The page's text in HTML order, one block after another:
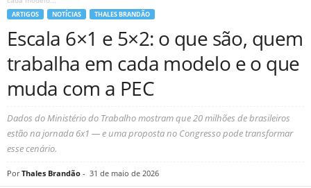
ARTIGOS NOTÍCIAS THALES BRANDÃO
Escala 6×1 e 5×2: o que são, quem
trabalha em cada modelo e o que
muda com a PEC
Dados do Ministério do Trabalho mostram que 20 milhões de brasileiros
estão na jornada 6x1 — e uma proposta no Congresso pode transformar
esse cenário.
Por Thales Brandão - 31 de maio de 2026